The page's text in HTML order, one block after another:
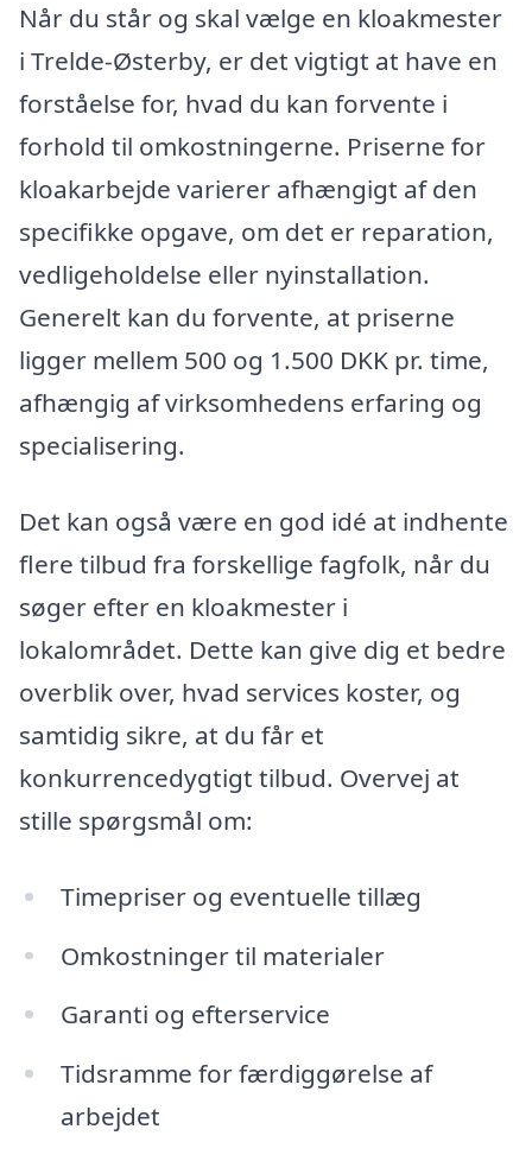
Når du står og skal vælge en kloakmester
i Trelde-Østerby, er det vigtigt at have en
forståelse for, hvad du kan forvente i
forhold til omkostningerne. Priserne for
kloakarbejde varierer afhængigt af den
specifikke opgave, om det er reparation,
vedligeholdelse eller nyinstallation.
Generelt kan du forvente, at priserne
ligger mellem 500 og 1.500 DKK pr. time,
afhængig af virksomhedens erfaring og
specialisering.
Det kan også være en god idé at indhente
flere tilbud fra forskellige fagfolk, når du
søger efter en kloakmester i
lokalområdet. Dette kan give dig et bedre
overblik over, hvad services koster, og
samtidig sikre, at du får et
konkurrencedygtigt tilbud. Overvej at
stille spørgsmål om:
Timepriser og eventuelle tillæg
Omkostninger til materialer
Garanti og efterservice
Tidsramme for færdiggørelse af
arbejdet